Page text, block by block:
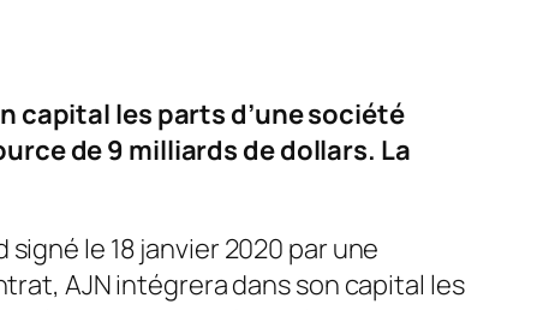
capital les parts d’une société
de 9 milliards de dollars. La
le 18 janvier 2020 par une
AJN intégrera dans son capital les